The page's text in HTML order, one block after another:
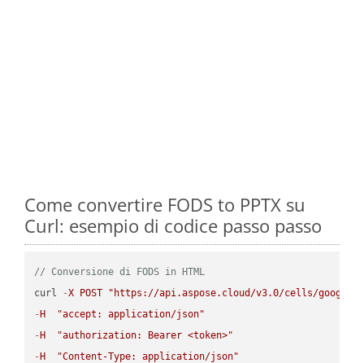
Come convertire FODS to PPTX su
Curl: esempio di codice passo passo
// Conversione di FODS in HTML
curl
-X POST
"https://api.aspose.cloud/v3.0/cells/
- H
"accept: application/json"
- H
"authorization: Bearer <token>"
- H
"Content-Type: application/json"